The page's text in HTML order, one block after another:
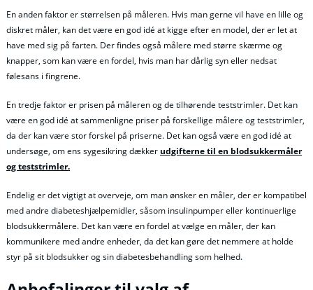
En anden faktor er størrelsen på måleren. Hvis man gerne vil have en lille og
diskret måler, kan det være en god idé at kigge efter en model, der er let at
have med sig på farten. Der findes også målere med større skærme og
knapper, som kan være en fordel, hvis man har dårlig syn eller nedsat
følesans i fingrene.
En tredje faktor er prisen på måleren og de tilhørende teststrimler. Det kan
være en god idé at sammenligne priser på forskellige målere og teststrimler,
da der kan være stor forskel på priserne. Det kan også være en god idé at
undersøge, om ens sygesikring dækkerudgifterne til en blodsukkermåler
og teststrimler.
Endelig er det vigtigt at overveje, om man ønsker en måler, der er kompatibel
med andre diabeteshjælpemidler, såsom insulinpumper eller kontinuerlige
blodsukkermålere. Det kan være en fordel at vælge en måler, der kan
kommunikere med andre enheder, da det kan gøre det nemmere at holde
styr på sit blodsukker og sin diabetesbehandling som helhed.